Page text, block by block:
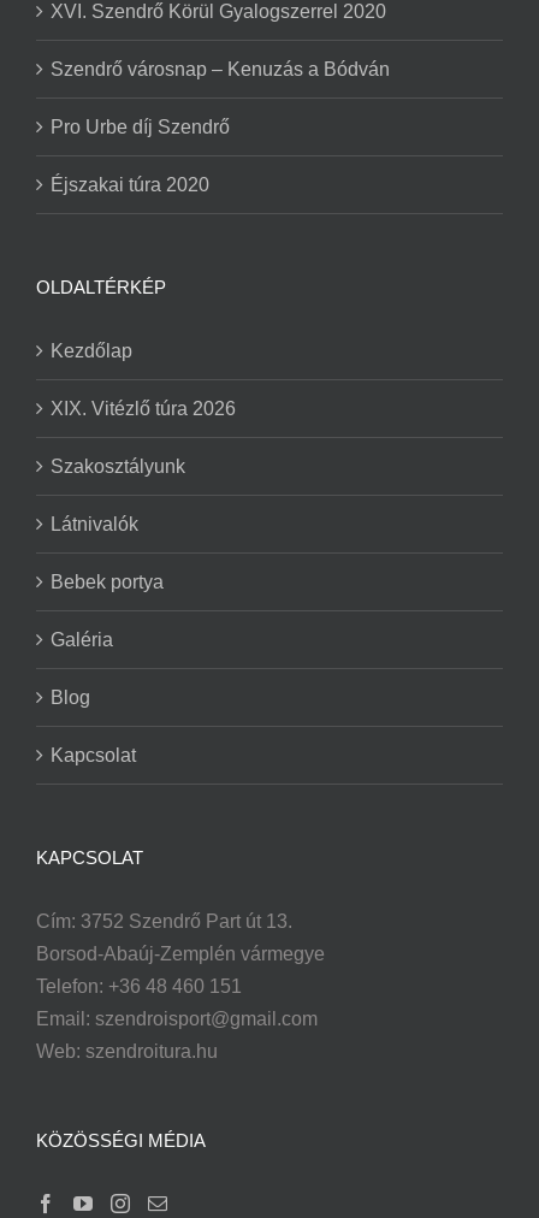
XVI. Szendrő Körül Gyalogszerrel 2020
Szendrő városnap – Kenuzás a Bódván
Pro Urbe díj Szendrő
Éjszakai túra 2020
OLDALTÉRKÉP
Kezdőlap
XIX. Vitézlő túra 2026
Szakosztályunk
Látnivalók
Bebek portya
Galéria
Blog
Kapcsolat
KAPCSOLAT
Cím: 3752 Szendrő Part út 13.
Borsod-Abaúj-Zemplén vármegye
Telefon: +36 48 460 151
Email: szendroisport@gmail.com
Web: szendroitura.hu
KÖZÖSSÉGI MÉDIA